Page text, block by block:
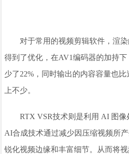
对于常用的视频剪辑软件，渲
得到了优化，在AV1编码器的加持
少了22%，同时输出的内容容量也
上不少。
RTX VSR技术则是利用 AI 图
AI合成技术通过减少因压缩视频所
锐化视频边缘和丰富细节。从而将